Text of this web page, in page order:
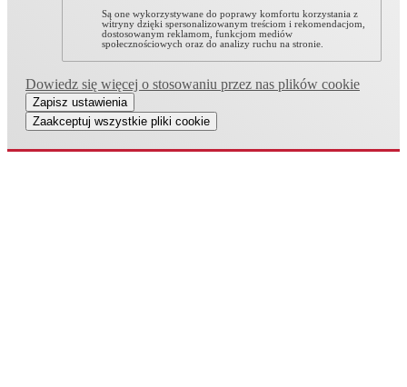
Są one wykorzystywane do poprawy komfortu korzystania z
witryny dzięki spersonalizowanym treściom i rekomendacjom,
dostosowanym reklamom, funkcjom mediów
społecznościowych oraz do analizy ruchu na stronie.
Dowiedz się więcej o stosowaniu przez nas plików cookie